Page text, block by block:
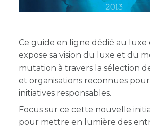
Ce guide en ligne dédié au luxe
expose sa vision du luxe et du
mutation à travers la sélection
et organisations reconnues
initiatives responsables.
Focus sur ce cette nouvelle
pour mettre en lumière des